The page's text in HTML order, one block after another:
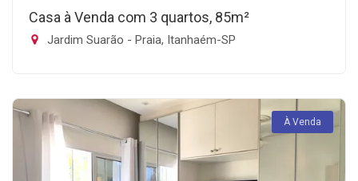
Casa à Venda com 3 quartos, 85m²
Jardim Suarão - Praia, Itanhaém-SP
À Venda